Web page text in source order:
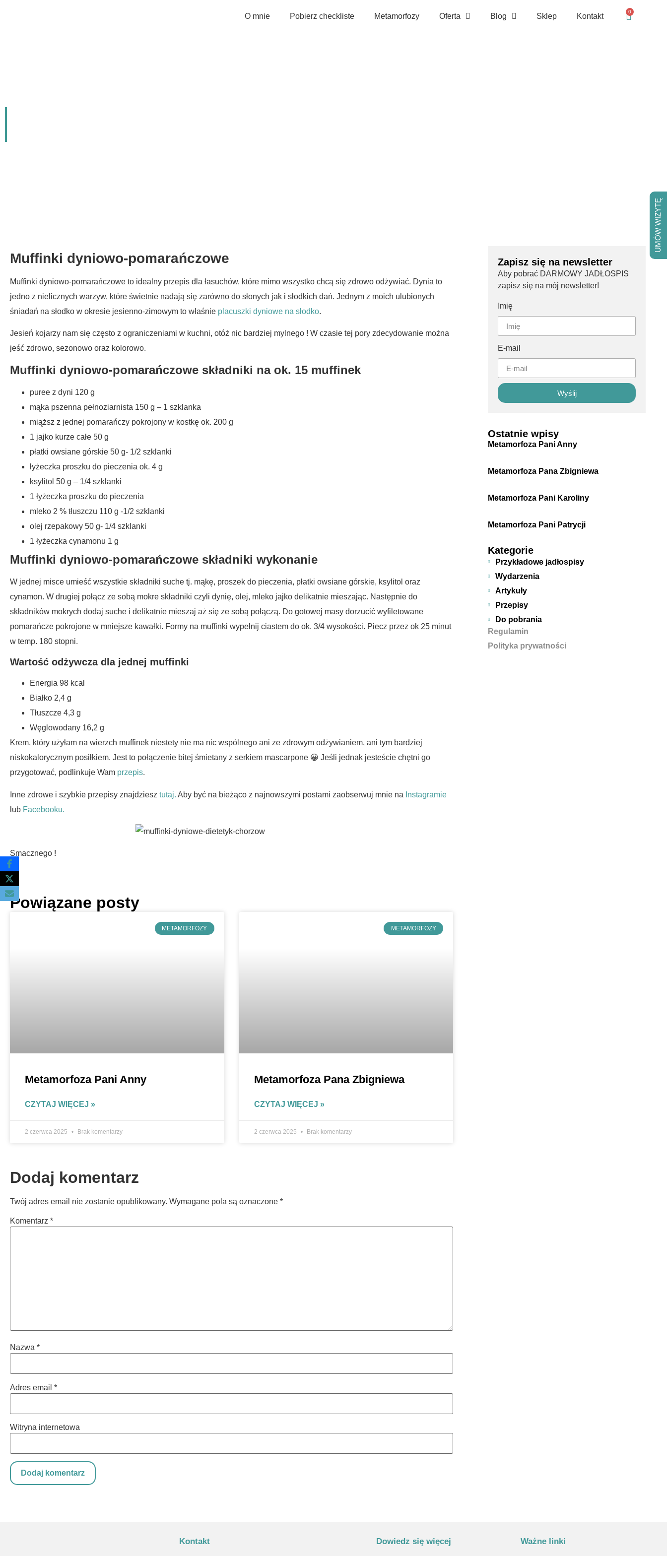
O mnie Pobierz checkliste Metamorfozy Oferta Blog Sklep Kontakt
0
Muffinki dyniowo-pomarańczowe
Muffinki dyniowo-pomarańczowe to idealny przepis dla łasuchów, które mimo wszystko chcą się zdrowo odżywiać. Dynia to
jedno z nielicznych warzyw, które świetnie nadają się zarówno do słonych jak i słodkich dań. Jednym z moich ulubionych
śniadań na słodko w okresie jesienno-zimowym to właśnie placuszki dyniowe na słodko.
Jesień kojarzy nam się często z ograniczeniami w kuchni, otóż nic bardziej mylnego ! W czasie tej pory zdecydowanie można
jeść zdrowo, sezonowo oraz kolorowo.
Muffinki dyniowo-pomarańczowe składniki na ok. 15 muffinek
puree z dyni 120 g
mąka pszenna pełnoziarnista 150 g – 1 szklanka
miąższ z jednej pomarańczy pokrojony w kostkę ok. 200 g
1 jajko kurze całe 50 g
płatki owsiane górskie 50 g- 1/2 szklanki
łyżeczka proszku do pieczenia ok. 4 g
ksylitol 50 g – 1/4 szklanki
1 łyżeczka proszku do pieczenia
mleko 2 % tłuszczu 110 g -1/2 szklanki
olej rzepakowy 50 g- 1/4 szklanki
1 łyżeczka cynamonu 1 g
Muffinki dyniowo-pomarańczowe składniki wykonanie
W jednej misce umieść wszystkie składniki suche tj. mąkę, proszek do pieczenia, płatki owsiane górskie, ksylitol oraz
cynamon. W drugiej połącz ze sobą mokre składniki czyli dynię, olej, mleko jajko delikatnie mieszając. Następnie do
składników mokrych dodaj suche i delikatnie mieszaj aż się ze sobą połączą. Do gotowej masy dorzucić wyfiletowane
pomarańcze pokrojone w mniejsze kawałki. Formy na muffinki wypełnij ciastem do ok. 3/4 wysokości. Piecz przez ok 25 minut
w temp. 180 stopni.
Wartość odżywcza dla jednej muffinki
Energia 98 kcal
Białko 2,4 g
Tłuszcze 4,3 g
Węglowodany 16,2 g
Krem, który użyłam na wierzch muffinek niestety nie ma nic wspólnego ani ze zdrowym odżywianiem, ani tym bardziej
niskokalorycznym posiłkiem. Jest to połączenie bitej śmietany z serkiem mascarpone 😀 Jeśli jednak jesteście chętni go
przygotować, podlinkuje Wam przepis.
Inne zdrowe i szybkie przepisy znajdziesz tutaj. Aby być na bieżąco z najnowszymi postami zaobserwuj mnie na Instagramie
lub Facebooku.
Smacznego !
Powiązane posty
METAMORFOZY
Metamorfoza Pani Anny
CZYTAJ WIĘCEJ »
2 czerwca 2025 Brak komentarzy
METAMORFOZY
Metamorfoza Pana Zbigniewa
CZYTAJ WIĘCEJ »
2 czerwca 2025 Brak komentarzy
Dodaj komentarz
Twój adres email nie zostanie opublikowany. Wymagane pola są oznaczone *
Komentarz *
Nazwa *
Adres email *
Witryna internetowa
Zapisz się na newsletter
Aby pobrać DARMOWY JADŁOSPIS
zapisz się na mój newsletter!
Imię
E-mail
Wyślij
Ostatnie wpisy
Metamorfoza Pani Anny
Metamorfoza Pana Zbigniewa
Metamorfoza Pani Karoliny
Metamorfoza Pani Patrycji
Kategorie
Przykładowe jadłospisy
Wydarzenia
Artykuły
Przepisy
Do pobrania
Regulamin
Polityka prywatności
Kontakt Dowiedz się więcej Ważne linki
UMÓW WIZYTĘ